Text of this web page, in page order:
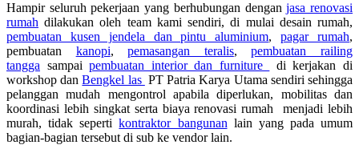
Hampir seluruh pekerjaan yang berhubungan denganjasa renovasi
rumah dilakukan oleh team kami sendiri, di mulai desain rumah,
pembuatan kusen jendela dan pintu aluminium,pagar rumah,
pembuatan kanopi,pemasangan teralis,pembuatan railing
tangga sampaipembuatan interior dan furniture
di kerjakan di
workshop danBengkel las PT Patria Karya Utama sendiri sehingga
pelanggan mudah mengontrol apabila diperlukan, mobilitas dan
koordinasi lebih singkat serta biaya renovasi rumah menjadi lebih
murah, tidak sepertikontraktor bangunan lain yang pada umum
bagian-bagian tersebut di sub ke vendor lain.